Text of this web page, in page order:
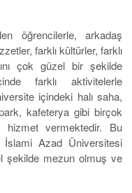
öğrencilerle, arkadaş
farklı kültürler, farklı
çok güzel bir şekilde
farklı aktivitelerle
içindeki halı saha,
kafeterya gibi birçok
vermektedir. Bu
İslami Azad Üniversitesi
şekilde mezun olmuş ve